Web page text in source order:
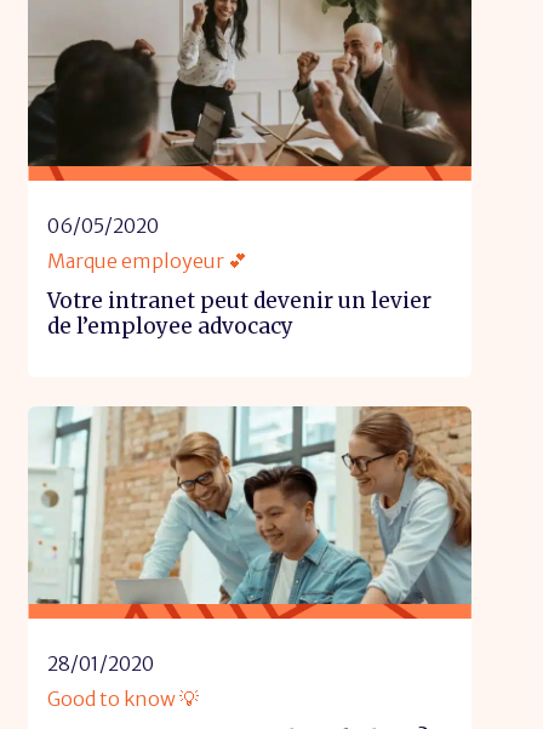
06/05/2020
Marque employeur 💕
Votre intranet peut devenir un levier
de l’employee advocacy
28/01/2020
Good to know 💡